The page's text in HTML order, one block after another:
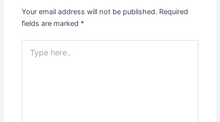
Your email address will not be published. Required
fields are marked *
here..